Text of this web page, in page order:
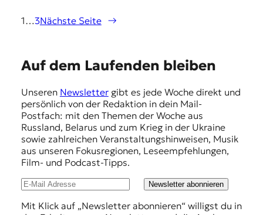
1 …3Nächste Seite →
Auf dem Laufenden bleiben
Unseren Newslettergibt es jede Woche direkt und
persönlich von der Redaktion in dein Mail-
Postfach: mit den Themen der Woche aus
Russland, Belarus und zum Krieg in der Ukraine
sowie zahlreichen Veranstaltungshinweisen, Musik
aus unseren Fokusregionen, Leseempfehlungen,
Film- und Podcast-Tipps.
Newsletter abonnieren
Mit Klick auf „Newsletter abonnieren“ willigst du in